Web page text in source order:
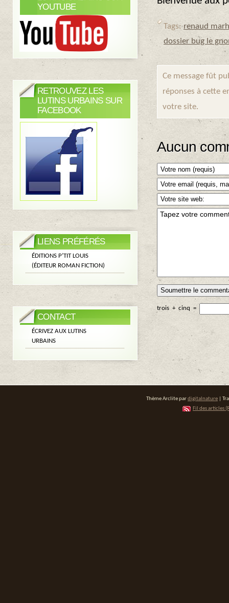
Tags:renaud
dossier bug le
Ce message fût
réponses à cette
votre site.
Aucun
trois + cinq =
YOUTUBE
RETROUVEZ LES
LUTINS URBAINS SUR
FACEBOOK
LIENS PRÉFÉRÉS
ÉDITIONS P’TIT LOUIS
(ÉDITEUR ROMAN FICTION)
CONTACT
ÉCRIVEZ AUX LUTINS
URBAINS
Thème Arclite pardigitalnature |
Fil des articles